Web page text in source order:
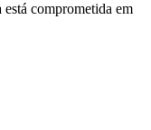
comprometida em